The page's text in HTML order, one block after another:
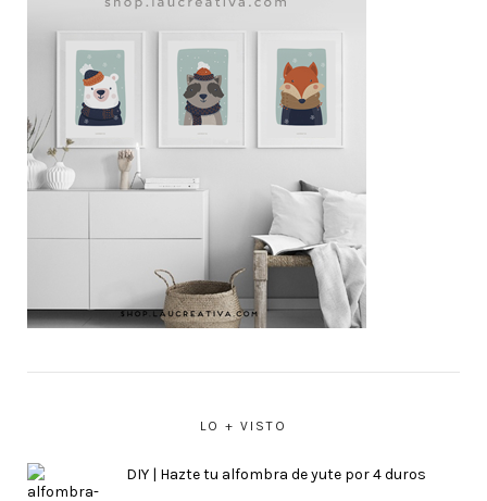
LO + VISTO
DIY | Hazte tu alfombra de yute por 4 duros